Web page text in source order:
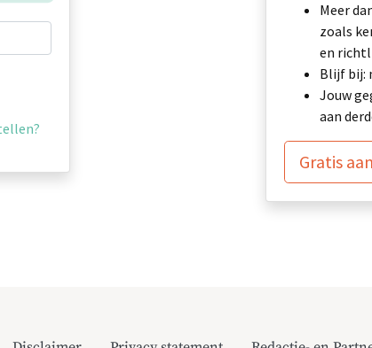
Meer
zoals
en
Blijf bij:
Jouw
aan
Gratis